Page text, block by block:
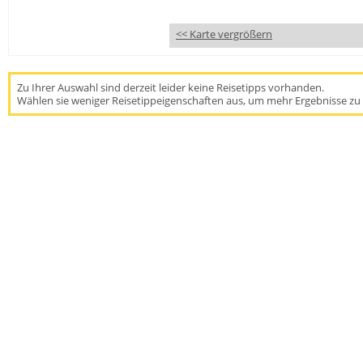
<< Karte vergrößern
Zu Ihrer Auswahl sind derzeit leider keine Reisetipps vorhanden.
Wählen sie weniger Reisetippeigenschaften aus, um mehr Ergebnisse